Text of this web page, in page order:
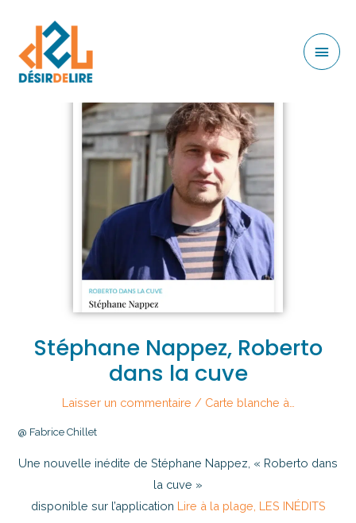
Stéphane Nappez, Roberto
dans la cuve
Laisser un commentaire / Carte blanche à…
@ Fabrice Chillet
Une nouvelle inédite de Stéphane Nappez, « Roberto dans
la cuve »
disponible sur l’application Lire à la plage, LES INÉDITS